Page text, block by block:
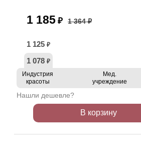
1 185 ₽ 1 364 ₽
1 125 ₽
1 078 ₽
Индустрия
красоты
Мед.
учреждение
Нашли дешевле?
В корзину